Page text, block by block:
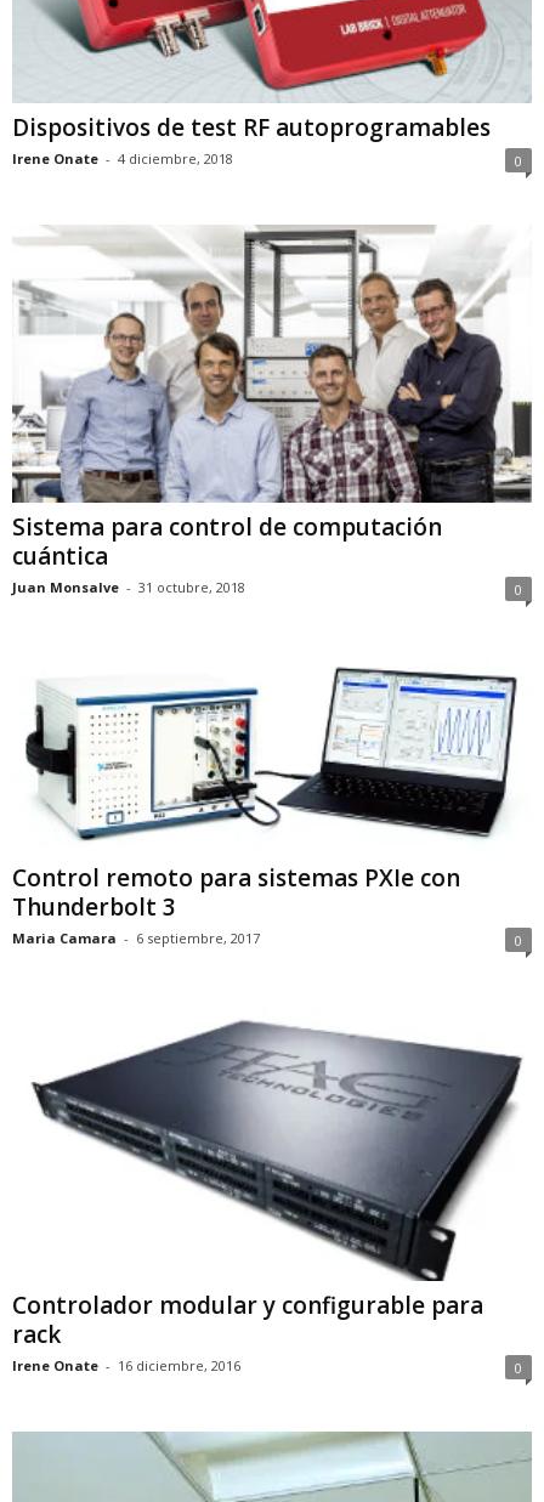
Dispositivos de test RF autoprogramables
Irene Onate - 4 diciembre, 2018 0
Sistema para control de computación
cuántica
Juan Monsalve - 31 octubre, 2018 0
Control remoto para sistemas PXIe con
Thunderbolt 3
Maria Camara - 6 septiembre, 2017 0
Controlador modular y configurable para
rack
Irene Onate - 16 diciembre, 2016 0